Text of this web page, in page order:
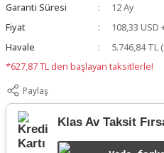
Garanti Süresi
12 Ay
Fiyat
108,33 USD
Havale
5.746,84 TL
*627,87 TL den başlayan taksitlerle!
Paylaş
Klas Av Taksit